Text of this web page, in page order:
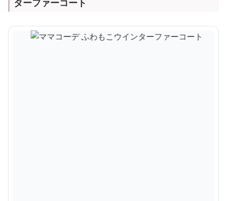
ターファーコート